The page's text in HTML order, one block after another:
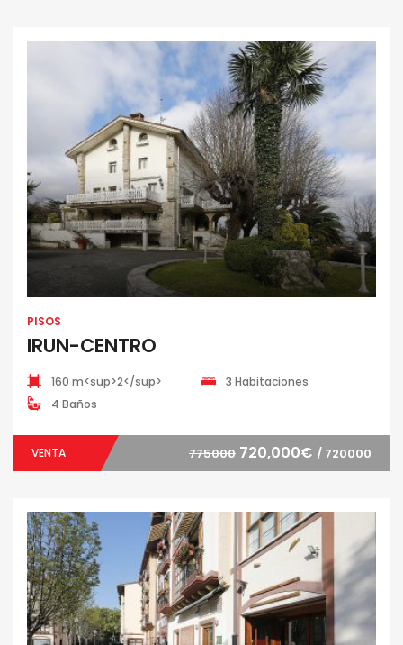
PISOS
IRUN-CENTRO
160 m<sup>2</sup>
3 Habitaciones
4 Baños
VENTA 775000 720,000€ / 720000